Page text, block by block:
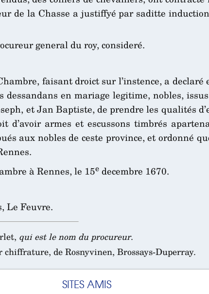
de la Chasse a justiffyé par saditte
general du roy, consideré.
faisant droict sur l’instence, a
dessandans en mariage legitime, nobles,
et Jan Baptiste, de prendre les qualités
d’avoir armes et escussons timbrés
aux nobles de ceste province, et ordonné
à Rennes, le 15e decembre 1670.
Le Feuvre.
qui est le nom du procureur.
de Rosnyvinen, Brossays-Duperray.
SITES AMIS